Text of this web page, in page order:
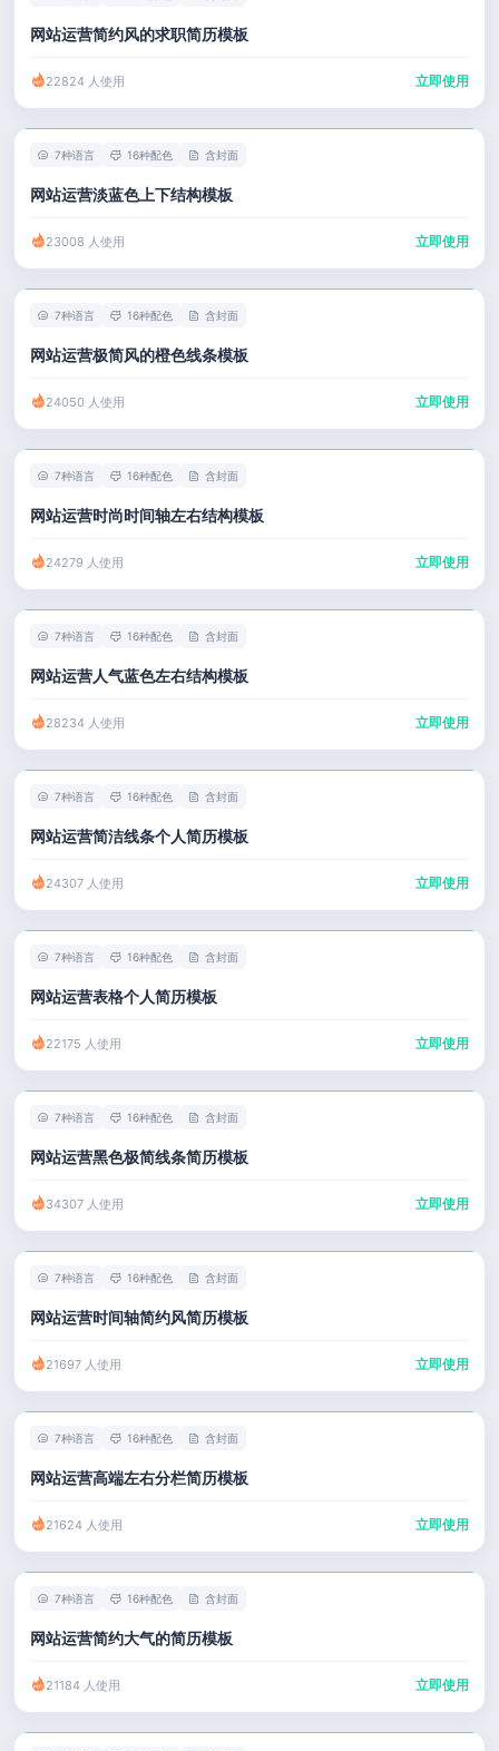
网站运营简约风的求职简历模板
22824 人使用 立即使用
7种语言 16种配色 含封面
网站运营淡蓝色上下结构模板
23008 人使用 立即使用
7种语言 16种配色 含封面
网站运营极简风的橙色线条模板
24050 人使用 立即使用
7种语言 16种配色 含封面
网站运营时尚时间轴左右结构模板
24279 人使用 立即使用
7种语言 16种配色 含封面
网站运营人气蓝色左右结构模板
28234 人使用 立即使用
7种语言 16种配色 含封面
网站运营简洁线条个人简历模板
24307 人使用 立即使用
7种语言 16种配色 含封面
网站运营表格个人简历模板
22175 人使用 立即使用
7种语言 16种配色 含封面
网站运营黑色极简线条简历模板
34307 人使用 立即使用
7种语言 16种配色 含封面
网站运营时间轴简约风简历模板
21697 人使用 立即使用
7种语言 16种配色 含封面
网站运营高端左右分栏简历模板
21624 人使用 立即使用
7种语言 16种配色 含封面
网站运营简约大气的简历模板
21184 人使用 立即使用